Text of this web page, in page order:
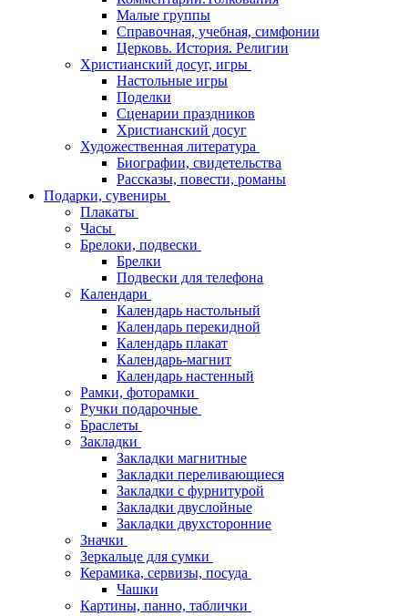
Малые группы
Справочная, учебная, симфонии
Церковь. История. Религии
Христианский досуг, игры
Настольные игры
Поделки
Сценарии праздников
Христианский досуг
Художественная литература
Биографии, свидетельства
Рассказы, повести, романы
Подарки, сувениры
Плакаты
Часы
Брелоки, подвески
Брелки
Подвески для телефона
Календари
Календарь настольный
Календарь перекидной
Календарь плакат
Календарь-магнит
Календарь настенный
Рамки, фоторамки
Ручки подарочные
Браслеты
Закладки
Закладки магнитные
Закладки переливающиеся
Закладки с фурнитурой
Закладки двуслойные
Закладки двухсторонние
Значки
Зеркальце для сумки
Керамика, сервизы, посуда
Чашки
Картины, панно, таблички